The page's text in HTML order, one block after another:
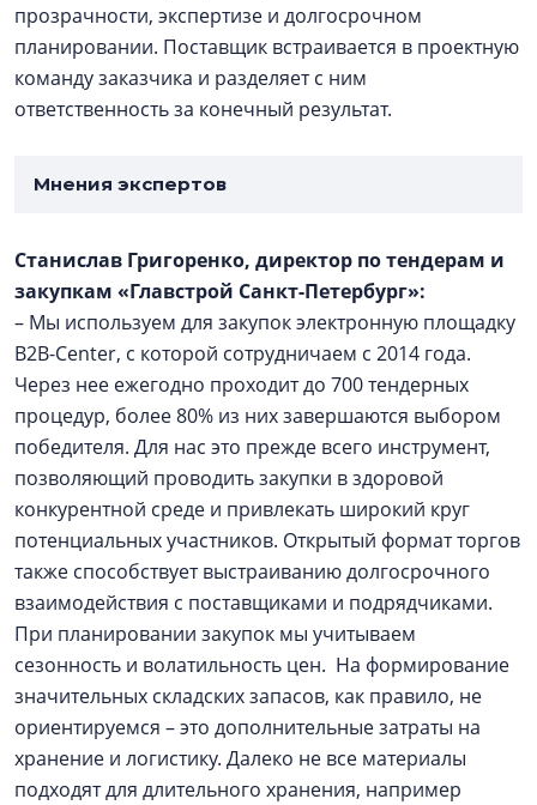
прозрачности, экспертизе и долгосрочном
планировании. Поставщик встраивается в проектную
команду заказчика и разделяет с ним
ответственность за конечный результат.
Мнения экспертов
Станислав Григоренко, директор по тендерам и
закупкам «Главстрой Санкт-Петербург»:
– Мы используем для закупок электронную площадку
B2B-Center, с которой сотрудничаем с 2014 года.
Через нее ежегодно проходит до 700 тендерных
процедур, более 80% из них завершаются выбором
победителя. Для нас это прежде всего инструмент,
позволяющий проводить закупки в здоровой
конкурентной среде и привлекать широкий круг
потенциальных участников. Открытый формат торгов
также способствует выстраиванию долгосрочного
взаимодействия с поставщиками и подрядчиками.
При планировании закупок мы учитываем
сезонность и волатильность цен. На формирование
значительных складских запасов, как правило, не
ориентируемся – это дополнительные затраты на
хранение и логистику. Далеко не все материалы
подходят для длительного хранения, например